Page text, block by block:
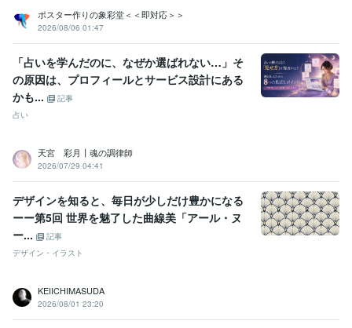
ポスター作りの象彩堂＜＜即対応＞＞
2026/08/06 01:47
「占いを学んだのに、なぜか選ばれない…」そ
の原因は、プロフィールとサービス設計にある
かも...
記事
占い
天宮 彩月┃魂の調律師
2026/07/29 04:41
デザインを知ると、毎日が少しだけ豊かになる
ーー第5回 世界を魅了した曲線美「アール・ヌ
ー...
記事
デザイン・イラスト
KEIICHIMASUDA
2026/08/01 23:20